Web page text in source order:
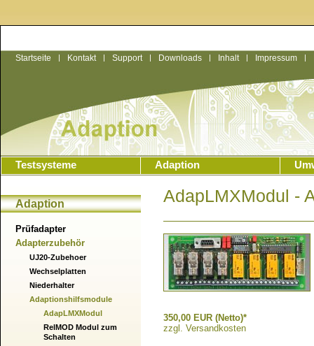
Startseite | Kontakt | Support | Downloads | Inhalt | Impressum |
Testsysteme Adaption
Adaption
Prüfadapter
Adapterzubehör
UJ20-Zubehoer
Wechselplatten
Niederhalter
Adaptionshilfsmodule
AdapLMXModul
RelMOD Modul zum
Schalten
AdapLMXModul -
350,00 EUR (Netto)*
zzgl. Versandkosten